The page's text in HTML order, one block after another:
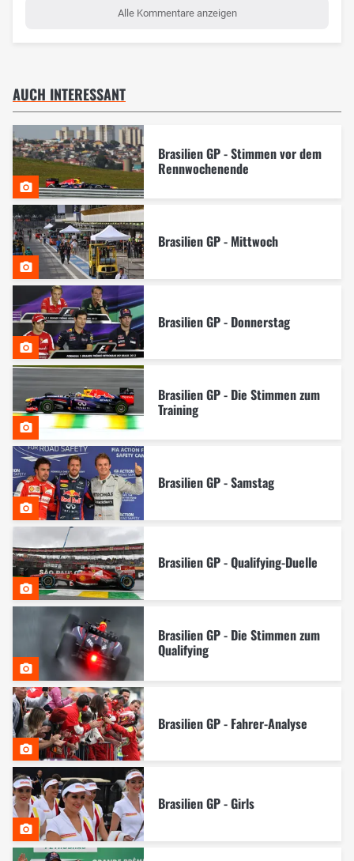
Alle Kommentare anzeigen
AUCH INTERESSANT
Brasilien GP - Stimmen vor dem
Rennwochenende
Brasilien GP - Mittwoch
Brasilien GP - Donnerstag
Brasilien GP - Die Stimmen zum
Training
Brasilien GP - Samstag
Brasilien GP - Qualifying-Duelle
Brasilien GP - Die Stimmen zum
Qualifying
Brasilien GP - Fahrer-Analyse
Brasilien GP - Girls